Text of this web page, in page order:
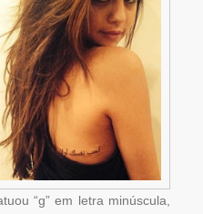
“g” em letra minúscula,